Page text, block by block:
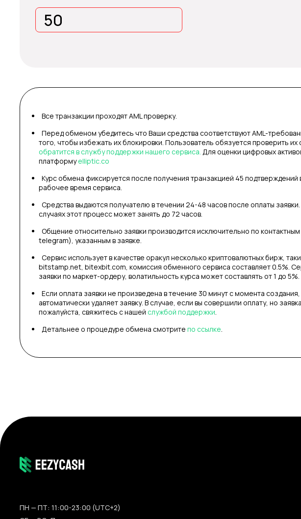
Все транзакции проходят AML проверку.
Перед обменом убедитесь что Ваши средства соответствуют AML-
того, чтобы избежать их блокировки. Пользователь обязуется проверить
обратится в службу поддержки нашего сервиса. Для оценки цифровых
платформуelliptic.co
Курс обмена фиксируется после получения транзакцией 45 подтверждений
рабочее время сервиса.
Средства выдаются получателю в течении 24-48 часов после оплаты
случаях этот процесс может занять до 72 часов.
Общение относительно заявки производится исключительно по
telegram), указанным в заявке.
Сервис использует в качестве оракул несколько криптовалютных бирж,
bitstamp.net, bitexbit.com, комиссия обменного сервиса составляет 0.5%.
заявки по маркет-ордеру, волатильность курса может составлять от 1 до 5%.
Если оплата заявки не произведена в течение 30 минут с момента
автоматически удаляет заявку. В случае, если вы совершили оплату, но
пожалуйста, свяжитесь с нашей службой поддержки.
Детальнее о процедуре обмена смотрите по ссылке.
ПН — ПТ: 11:00-23:00 (UTC+2)